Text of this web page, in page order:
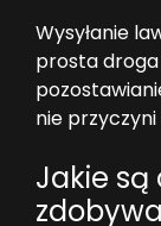
Wysyłanie
prosta droga
nie przyczyni
Jakie